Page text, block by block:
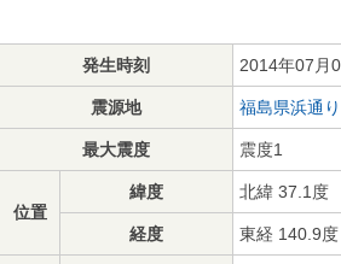
発生時刻 2014年07月
震源地 福島県浜通り
最大震度 震度1
位置
緯度 北緯 37.1度
経度 東経 140.9度